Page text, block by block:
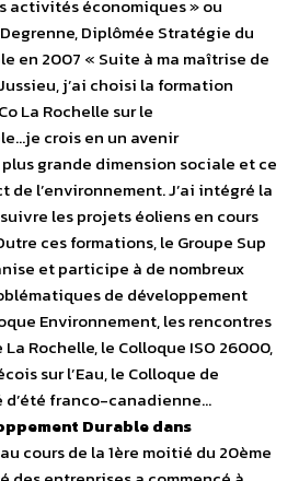
activités économiques » ou
Diplômée Stratégie du
en 2007 « Suite à ma maîtrise de
j’ai choisi la formation
La Rochelle sur le
crois en un avenir
grande dimension sociale et ce
de l’environnement. J’ai intégré la
les projets éoliens en cours
ces formations, le Groupe Sup
et participe à de nombreux
de développement
Environnement, les rencontres
Rochelle, le Colloque ISO 26000,
sur l’Eau, le Colloque de
d’été franco-canadienne…
Durable dans
cours de la 1ère moitié du 20ème